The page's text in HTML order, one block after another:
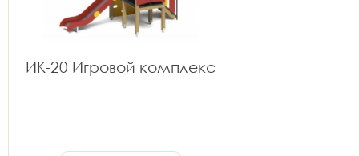
ИК-20 Игровой комплекс